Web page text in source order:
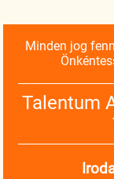
Minden jog
Talentum